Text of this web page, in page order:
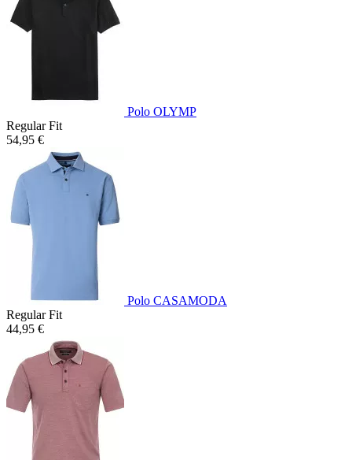
Polo OLYMP
Regular Fit
54,95 €
Polo CASAMODA
Regular Fit
44,95 €